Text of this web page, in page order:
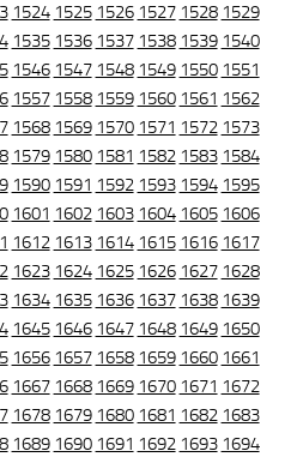
1524 1525 1526 1527 1528 1529
1535 1536 1537 1538 1539 1540
1546 1547 1548 1549 1550 1551
1557 1558 1559 1560 1561 1562
1568 1569 1570 1571 1572 1573
1579 1580 1581 1582 1583 1584
1590 1591 1592 1593 1594 1595
1601 1602 1603 1604 1605 1606
1612 1613 1614 1615 1616 1617
1623 1624 1625 1626 1627 1628
1634 1635 1636 1637 1638 1639
1645 1646 1647 1648 1649 1650
1656 1657 1658 1659 1660 1661
1667 1668 1669 1670 1671 1672
1678 1679 1680 1681 1682 1683
1689 1690 1691 1692 1693 1694